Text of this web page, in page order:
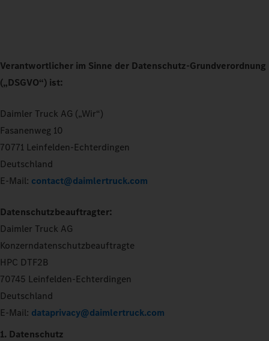
Verantwortlicher im Sinne der Datenschutz-Grundverordnung
(„DSGVO“) ist:
Daimler Truck AG („Wir“)
Fasanenweg 10
70771 Leinfelden-Echterdingen
Deutschland
E-Mail: contact@daimlertruck.com
Datenschutzbeauftragter:
Daimler Truck AG
Konzerndatenschutzbeauftragte
HPC DTF2B
70745 Leinfelden-Echterdingen
Deutschland
E-Mail: dataprivacy@daimlertruck.com
1. Datenschutz